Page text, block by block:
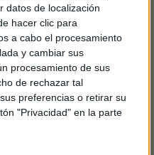
datos de localización
hacer clic para
a cabo el procesamiento
y cambiar sus
procesamiento de sus
de rechazar tal
preferencias o retirar su
"Privacidad" en la parte